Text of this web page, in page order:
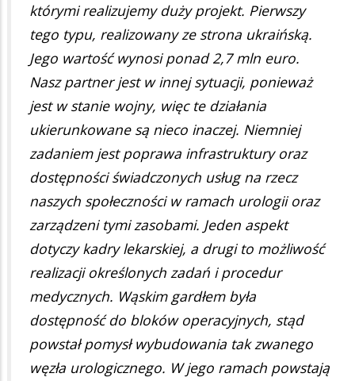
którymi realizujemy duży projekt. Pierwszy
tego typu, realizowany ze strona ukraińską.
Jego wartość wynosi ponad 2,7 mln euro.
Nasz partner jest w innej sytuacji, ponieważ
jest w stanie wojny, więc te działania
ukierunkowane są nieco inaczej. Niemniej
zadaniem jest poprawa infrastruktury oraz
dostępności świadczonych usług na rzecz
naszych społeczności w ramach urologii oraz
zarządzeni tymi zasobami. Jeden aspekt
dotyczy kadry lekarskiej, a drugi to możliwość
realizacji określonych zadań i procedur
medycznych. Wąskim gardłem była
dostępność do bloków operacyjnych, stąd
powstał pomysł wybudowania tak zwanego
węzła urologicznego. W jego ramach powstają